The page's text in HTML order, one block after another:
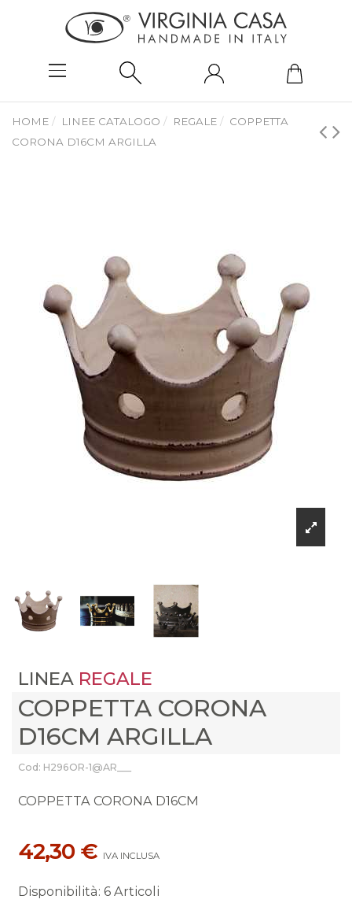
HOME LINEE CATALOGO REGALE
COPPETTA
CORONA D16CM ARGILLA
LINEA REGALE
COPPETTA CORONA
D16CM ARGILLA
Cod: H296OR-1@AR___
COPPETTA CORONA D16CM
42,30 € IVA INCLUSA
Disponibilità: 6 Articoli